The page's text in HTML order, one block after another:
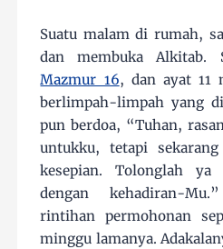
Suatu malam di rumah,
dan membuka Alkitab.
Mazmur 16, dan ayat 11
berlimpah-limpah yang
pun berdoa, “Tuhan,
untukku, tetapi
kesepian. Tolonglah
dengan kehadiran-
rintihan permohonan
minggu lamanya.